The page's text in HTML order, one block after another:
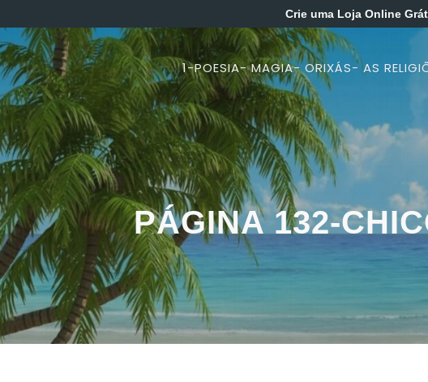
1-POESIA- MAGIA- ORIXÁS- AS
PÁGINA 132-
Crie uma Loja Online